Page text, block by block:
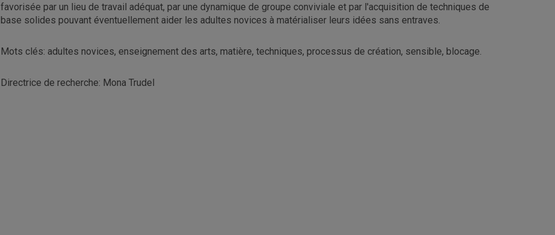
favorisée par un lieu de travail adéquat, par une dynamique de groupe conviviale et par l'acquisition de techniques de
base solides pouvant éventuellement aider les adultes novices à matérialiser leurs idées sans entraves.
Mots clés: adultes novices, enseignement des arts, matière, techniques, processus de création, sensible, blocage.
Directrice de recherche: Mona Trudel